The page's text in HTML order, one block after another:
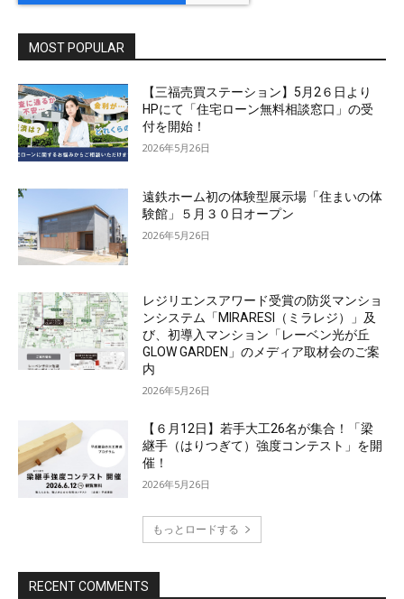
MOST POPULAR
【三福売買ステーション】5月2６日より
HPにて「住宅ローン無料相談窓口」の受
付を開始！
2026年5月26日
遠鉄ホーム初の体験型展示場「住まいの体
験館」５月３０日オープン
2026年5月26日
レジリエンスアワード受賞の防災マンショ
ンシステム「MIRARESI（ミラレジ）」及
び、初導入マンション「レーベン光が丘
GLOW GARDEN」のメディア取材会のご案
内
2026年5月26日
【６月12日】若手大工26名が集合！「梁
継手（はりつぎて）強度コンテスト」を開
催！
2026年5月26日
もっとロードする
RECENT COMMENTS